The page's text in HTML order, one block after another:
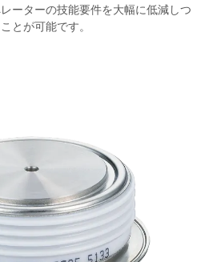
ーターの技能要件を大幅に低減しつ
とが可能です。